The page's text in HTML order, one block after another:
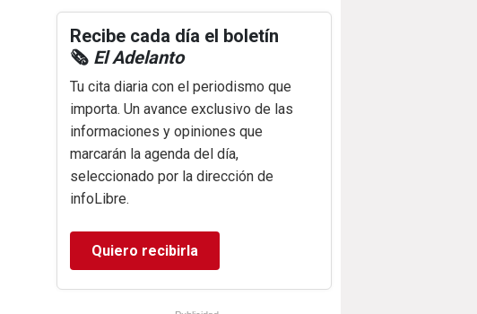
Recibe cada día el boletín
🗞️ El Adelanto
Tu cita diaria con el periodismo que
importa. Un avance exclusivo de las
informaciones y opiniones que
marcarán la agenda del día,
seleccionado por la dirección de
infoLibre.
Quiero recibirla